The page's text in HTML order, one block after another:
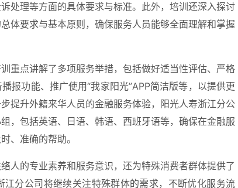
处理等方面的具体要求与标准。此外，培训还深入探讨
体要求与基本原则，确保服务人员能够全面理解和掌握
重点讲解了多项服务举措，包括做好适当性评估、严格
报功能、推广使用“我家阳光”APP简洁版等，以提供更
提升外籍来华人员的金融服务体验，阳光人寿浙江分公
，包括英语、日语、韩语、西班牙语等，确保在金融服
、准确的帮助。
人的专业素养和服务意识，还为特殊消费者群体提供了
分公司将继续关注特殊群体的需求，不断优化服务流